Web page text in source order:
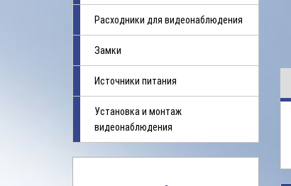
Расходники для видеонаблюдения
Замки
Источники питания
Установка и монтаж
видеонаблюдения